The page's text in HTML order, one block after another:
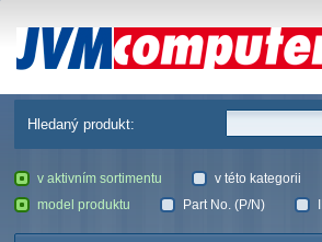
JVM Computers
Hledaný produkt:
v aktivním sortimentu
v této kategorii
model produktu
Part No. (P/N)